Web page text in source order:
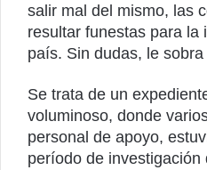
salir mal del mismo, las
resultar funestas para la
país. Sin dudas, le sobra
Se trata de un
voluminoso, donde
personal de apoyo,
período de investigación